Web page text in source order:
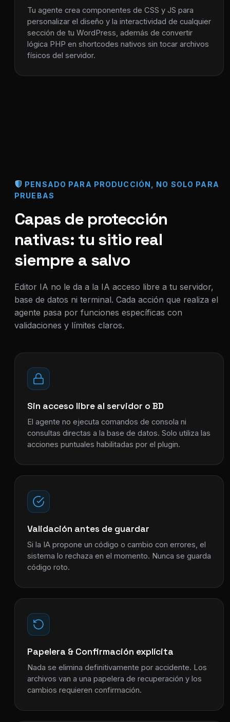
Tu agente crea componentes de CSS y JS para
personalizar el diseño y la interactividad de cualquier
sección de tu WordPress, además de convertir
lógica PHP en shortcodes nativos sin tocar archivos
físicos del servidor.
PENSADO PARA PRODUCCIÓN, NO SOLO PARA
PRUEBAS
Capas de protección
nativas: tu sitio real
siempre a salvo
Editor IA no le da a la IA acceso libre a tu servidor,
base de datos ni terminal. Cada acción que realiza el
agente pasa por funciones específicas con
validaciones y límites claros.
Sin acceso libre al servidor o BD
El agente no ejecuta comandos de consola ni
consultas directas a la base de datos. Solo utiliza las
acciones puntuales habilitadas por el plugin.
Validación antes de guardar
Si la IA propone un código o cambio con errores, el
sistema lo rechaza en el momento. Nunca se guarda
código roto.
Papelera & Confirmación explícita
Nada se elimina definitivamente por accidente. Los
archivos van a una papelera de recuperación y los
cambios requieren confirmación.